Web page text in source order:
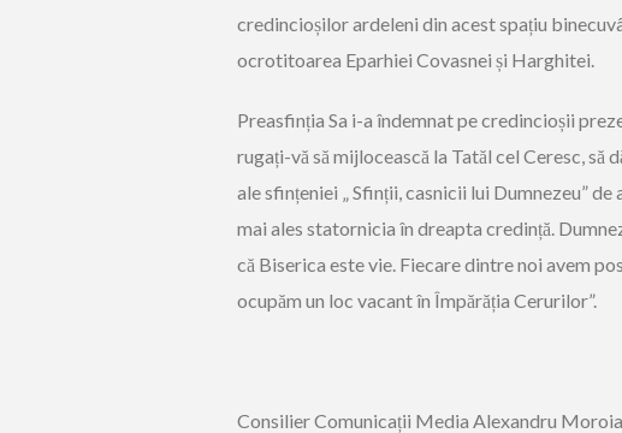
credincioșilor ardeleni din acest spațiu
ocrotitoarea Eparhiei Covasnei și Harghitei.
Preasfinția Sa i-a îndemnat pe credincioșii
rugați-vă să mijlocească la Tatăl cel Ceresc, să
ale sfințeniei „ Sfinții, casnicii lui Dumnezeu”
mai ales statornicia în dreapta credință.
că Biserica este vie. Fiecare dintre noi avem
ocupăm un loc vacant în Împărăția Cerurilor”.
Consilier Comunicații Media Alexandru